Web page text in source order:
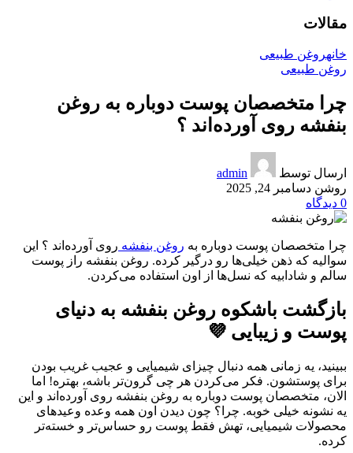
مقالات
خانهروغن طبیعی
روغن طبیعی
چرا متخصصان پوست دوباره به روغن
بنفشه روی آورده‌اند ؟
ارسال توسط
admin
روشن دسامبر 24, 2025
0 دیدگاه
چرا متخصصان پوست دوباره به روغن بنفشه روی آورده‌اند ؟ این
سوالیه‌ که ذهن خیلی‌ها رو درگیر کرده. روغن بنفشه راز پوست
سالم و شادابیه که نسل‌ها از اون استفاده می‌کردن.
بازگشت باشکوه روغن بنفشه به دنیای
پوست و زیبایی 💜
ببینید، یه زمانی همه دنبال چیزای شیمیایی و عجیب غریب بودن
برای پوستشون. فکر می‌کردن هر چی گرون‌تر باشه، بهتره! اما
الان، متخصصان پوست دوباره به روغن بنفشه روی آورده‌اند و این
یه نشونه خیلی خوبه. چرا؟ چون دیدن اون همه وعده وعیدهای
محصولات شیمیایی، تهش فقط پوست رو حساس‌تر و خسته‌تر
کرده.